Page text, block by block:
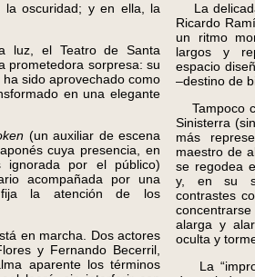
la oscuridad; y en ella, la
el Teatro de Santa
prometedora sorpresa: su
sido aprovechado como
en una elegante
(un auxiliar de escena
cuya presencia, en
ignorada por el público)
acompañada por una
la atención de los
en marcha. Dos actores
y Fernando Becerril,
aparente los términos
La
Ricardo
un ritmo
largos y
espacio
–destino de
Tampoco
Sinisterra
más
maestro de
se regodea
y, en su
contrastes
alarga y
oculta y
La